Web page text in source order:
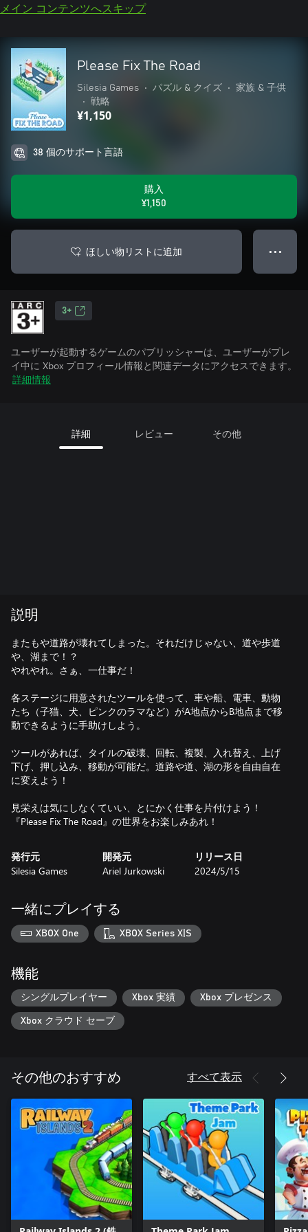
メイン コンテンツへスキップ
Please Fix The Road
Silesia Games • パズル & クイズ •
家族 & 子供
•
戦略
¥1,150
38 個のサポート言語
購入
¥1,150
ほしい物リストに追加 ● ● ●
3+
ユーザーが起動するゲームのパブリッシャーは、ユーザーがプレ
イ中に Xbox プロフィール情報と関連データにアクセスできます。
詳細情報
詳細 レビュー その他
説明
またもや道路が壊れてしまった。それだけじゃない、道や歩道
や、湖まで！？
やれやれ。さぁ、一仕事だ！
各ステージに用意されたツールを使って、車や船、電車、動物
たち（子猫、犬、ピンクのラマなど）がA地点からB地点まで移
動できるように手助けしよう。
ツールがあれば、タイルの破壊、回転、複製、入れ替え、上げ
下げ、押し込み、移動が可能だ。道路や道、湖の形を自由自在
に変えよう！
見栄えは気にしなくていい、とにかく仕事を片付けよう！
『Please Fix The Road』の世界をお楽しみあれ！
発行元
Silesia Games
開発元
Ariel Jurkowski
リリース日
2024/5/15
一緒にプレイする
XBOX One XBOX Series X|S
機能
シングルプレイヤー Xbox 実績 Xbox プレゼンス
Xbox クラウド セーブ
その他のおすすめ すべて表示